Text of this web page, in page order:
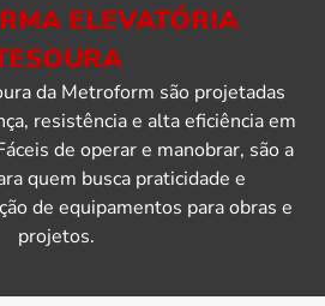
ELEVATÓRIA
da Metroform são projetadas
resistência e alta eficiência em
de operar e manobrar, são a
quem busca praticidade e
de equipamentos para obras e
projetos.